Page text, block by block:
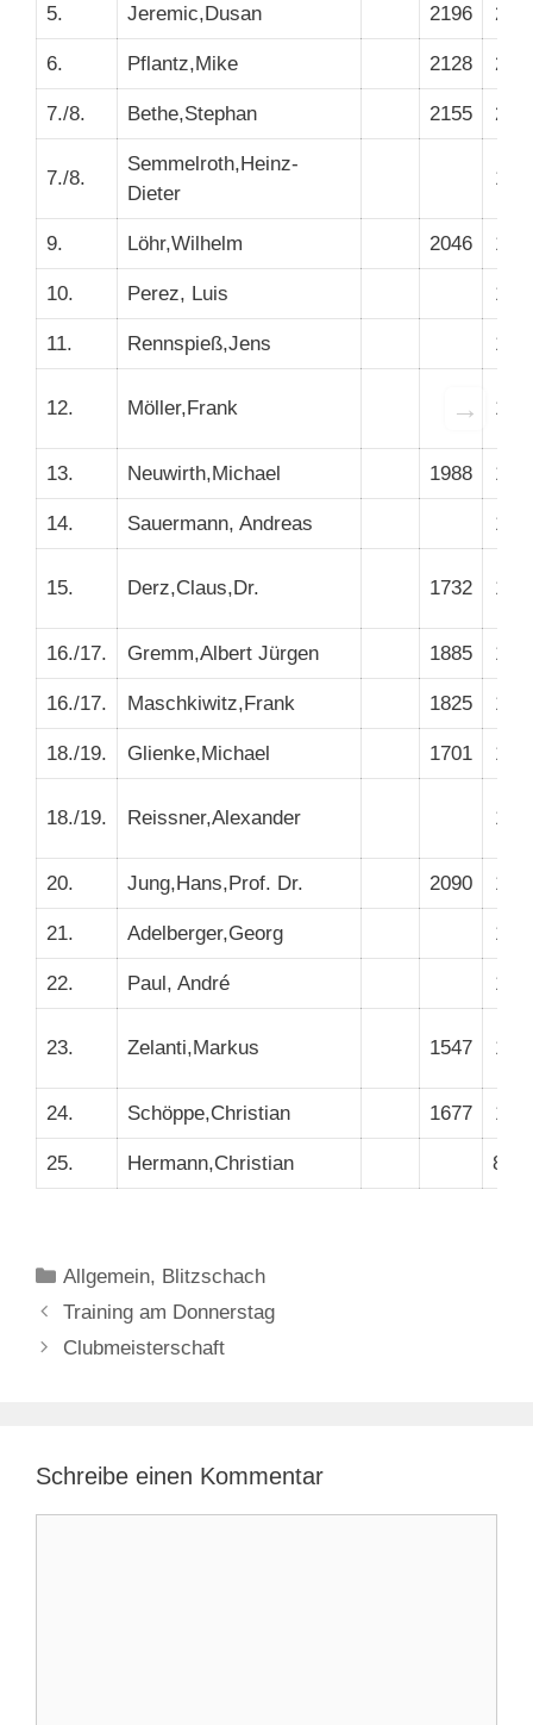
5. Jeremic,Dusan 2196
6. Pflantz,Mike 2128
7./8. Bethe,Stephan 2155
7./8.
Semmelroth,Heinz-
Dieter
9. Löhr,Wilhelm 2046
10. Perez, Luis
11. Rennspieß,Jens
12. Möller,Frank
13. Neuwirth,Michael 1988
14. Sauermann, Andreas
15. Derz,Claus,Dr. 1732
16./17. Gremm,Albert Jürgen 1885
16./17. Maschkiwitz,Frank 1825
18./19. Glienke,Michael 1701
18./19. Reissner,Alexander
20. Jung,Hans,Prof. Dr. 2090
21. Adelberger,Georg
22. Paul, André
23. Zelanti,Markus 1547
24. Schöppe,Christian 1677
25. Hermann,Christian
→
Kategorien
Allgemein, Blitzschach
Training am Donnerstag
Clubmeisterschaft
Schreibe einen Kommentar